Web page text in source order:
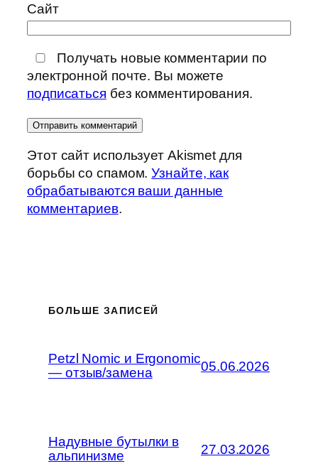
Сайт
Получать новые комментарии по
электронной почте. Вы можете
подписаться без комментирования.
Этот сайт использует Akismet для
борьбы со спамом.Узнайте, как
обрабатываются ваши данные
комментариев.
БОЛЬШЕ ЗАПИСЕЙ
Petzl Nomic и Ergonomic
— отзыв/замена
05.06.2026
Надувные бутылки в
альпинизме
27.03.2026